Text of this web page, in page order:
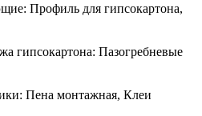
Профиль для гипсокартона,
гипсокартона: Пазогребневые
Пена монтажная, Клеи